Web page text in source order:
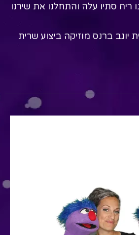
ריח סתיו עלה והתחלנו את שירנו
יוגב ברנס מוזיקה ביצוע שרית